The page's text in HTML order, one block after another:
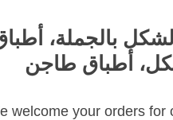
بالجملة،
أطباق طاجن
welcome your orders for